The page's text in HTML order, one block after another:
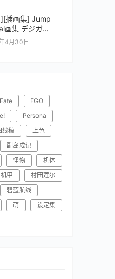
插画集] Jump
画集 デジガ
1
4月30日
Fate
FGO
Persona
线稿
上色
副岛成记
怪物
机体
机甲
村田莲尔
碧蓝航线
萌
设定集